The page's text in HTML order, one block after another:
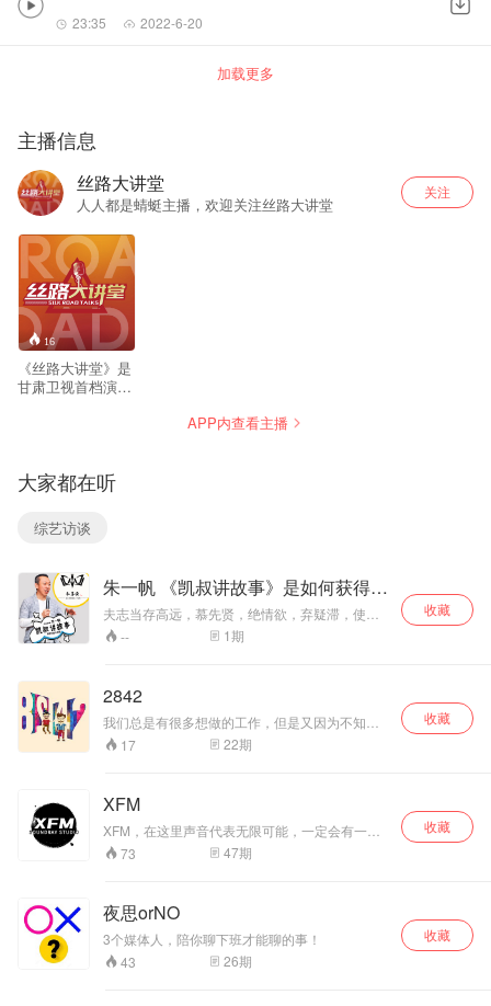
23:35 2022-6-20
加载更多
主播信息
丝路大讲堂
人人都是蜻蜓主播，欢迎关注丝路大讲堂
关注
16
《丝路大讲堂》是
甘肃卫视首档演播
发展”为演讲内容
的，分享出讲者真
正热爱的、触碰心
灵的、有价值的故
APP内查看主播
大家都在听
综艺访谈
朱一帆 《凯叔讲故事》是如何获得百
万听众的
夫志当存高远，慕先贤，绝情欲，弃疑滞，使庶
几之志，揭然有所存，恻然有所感；忍屈伸，去
细碎，广咨问，除嫌吝，虽有淹留，何损于美
下流矣。——晓一
-- 1期
收藏
2842
我们总是有很多想做的工作，但是又因为不知道
具体工作内容，害怕自己努力的方向不对、不能
胜任而望而却步。我们总是抱怨自己的工作，幻
拿着诱人的薪金，过着我想过的生活。可是，我
们真的了解他们真正的工作吗？即使我们有了这
样的工作，又真的会拥有我们羡慕的人生吗？
17 22期
收藏
XFM
XFM，在这里声音代表无限可能，一定会有一档
适合你的节目。 现阶段我们有以下几档节目： 周
一《娱乐八卦掌》： 周三《七嘴八舌话体育》：
信搜索公众号：X FM关注我们。
73 47期
收藏
夜思orNO
3个媒体人，陪你聊下班才能聊的事！
43
26期
收藏